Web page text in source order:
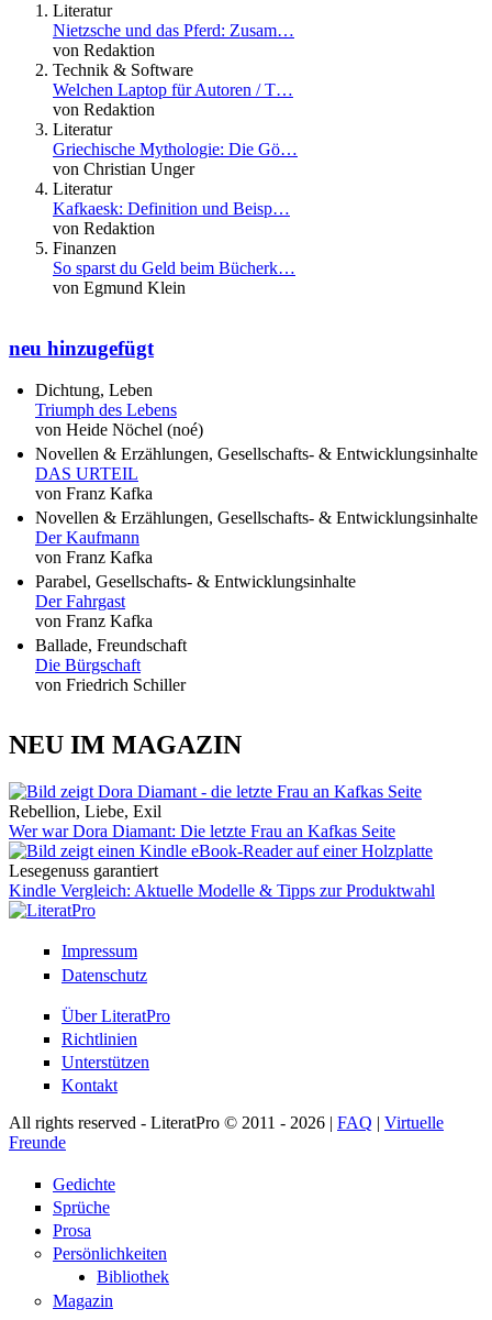
Literatur
Nietzsche und das Pferd: Zusam…
von Redaktion
Technik & Software
Welchen Laptop für Autoren / T…
von Redaktion
Literatur
Griechische Mythologie: Die Gö…
von Christian Unger
Literatur
Kafkaesk: Definition und Beisp…
von Redaktion
Finanzen
So sparst du Geld beim Bücherk…
von Egmund Klein
neu hinzugefügt
Dichtung, Leben
Triumph des Lebens
von Heide Nöchel (noé)
Novellen & Erzählungen, Gesellschafts- & Entwicklungsinhalte
DAS URTEIL
von Franz Kafka
Novellen & Erzählungen, Gesellschafts- & Entwicklungsinhalte
Der Kaufmann
von Franz Kafka
Parabel, Gesellschafts- & Entwicklungsinhalte
Der Fahrgast
von Franz Kafka
Ballade, Freundschaft
Die Bürgschaft
von Friedrich Schiller
NEU IM MAGAZIN
Rebellion, Liebe, Exil
Wer war Dora Diamant: Die letzte Frau an Kafkas Seite
Lesegenuss garantiert
Kindle Vergleich: Aktuelle Modelle & Tipps zur Produktwahl
Impressum
Datenschutz
Über LiteratPro
Richtlinien
Unterstützen
Kontakt
All rights reserved - LiteratPro © 2011 - 2026 | FAQ | Virtuelle
Freunde
Gedichte
Sprüche
Prosa
Persönlichkeiten
Bibliothek
Magazin